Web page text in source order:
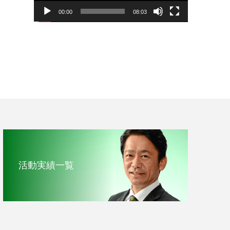
00:00 08:03
活動実績一覧